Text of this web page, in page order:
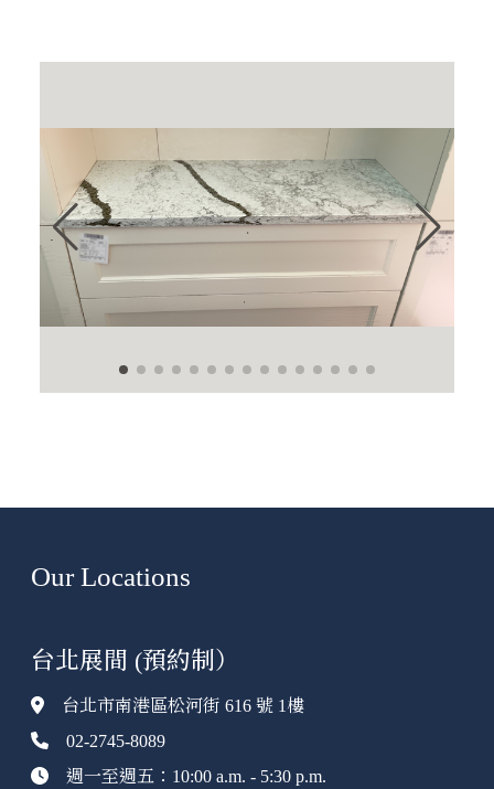
Our Locations
台北展間 (預約制）
台北市南港區松河街 616 號 1樓
02-2745-8089
週一至週五：10:00 a.m. - 5:30 p.m.